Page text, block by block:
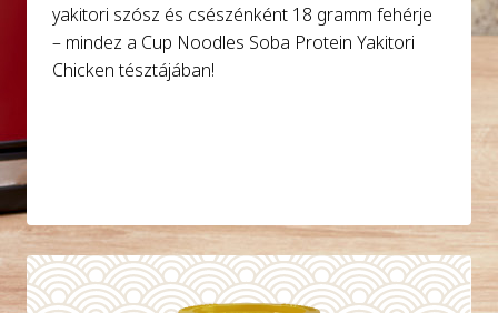
yakitori szósz és csészénként 18 gramm fehérje
– mindez a Cup Noodles Soba Protein Yakitori
Chicken tésztájában!
DETAILS